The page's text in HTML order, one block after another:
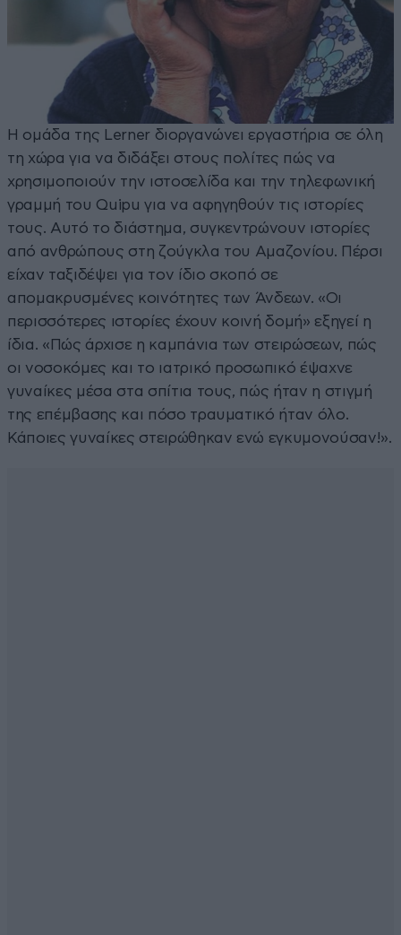
Η ομάδα της Lerner διοργανώνει εργαστήρια σε όλη
τη χώρα για να διδάξει στους πολίτες πώς να
χρησιμοποιούν την ιστοσελίδα και την τηλεφωνική
γραμμή του Quipu για να αφηγηθούν τις ιστορίες
τους. Αυτό το διάστημα, συγκεντρώνουν ιστορίες
από ανθρώπους στη ζούγκλα του Αμαζονίου. Πέρσι
είχαν ταξιδέψει για τον ίδιο σκοπό σε
απομακρυσμένες κοινότητες των Άνδεων. «Οι
περισσότερες ιστορίες έχουν κοινή δομή» εξηγεί η
ίδια. «Πώς άρχισε η καμπάνια των στειρώσεων, πώς
οι νοσοκόμες και το ιατρικό προσωπικό έψαχνε
γυναίκες μέσα στα σπίτια τους, πώς ήταν η στιγμή
της επέμβασης και πόσο τραυματικό ήταν όλο.
Κάποιες γυναίκες στειρώθηκαν ενώ εγκυμονούσαν!».